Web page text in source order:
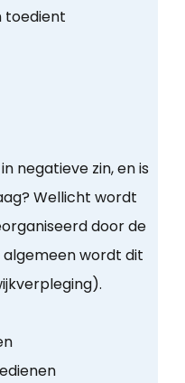
toedient
negatieve zin, en is
Wellicht wordt
door de
wordt dit